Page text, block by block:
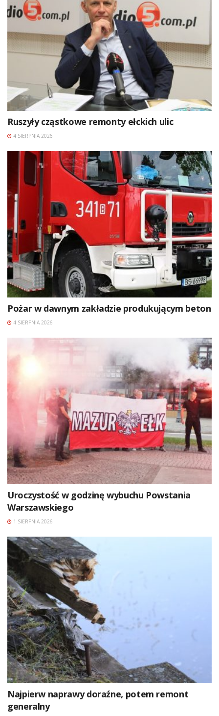
Ruszyły cząstkowe remonty ełckich ulic
4 SIERPNIA 2026
Pożar w dawnym zakładzie produkującym beton
4 SIERPNIA 2026
Uroczystość w godzinę wybuchu Powstania
Warszawskiego
1 SIERPNIA 2026
Najpierw naprawy doraźne, potem remont
generalny